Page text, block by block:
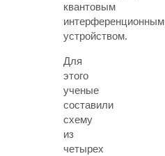
квантовым
интерференционным
устройством.
Для
этого
ученые
составили
схему
из
четырех